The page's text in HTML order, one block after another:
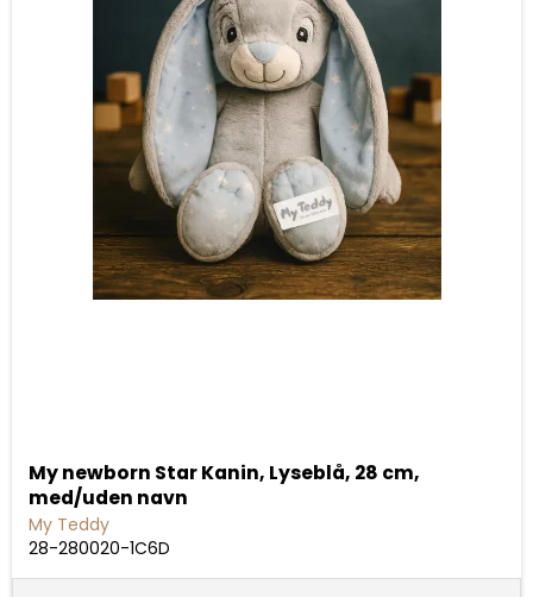
My newborn Star Kanin, Lyseblå, 28 cm,
med/uden navn
My Teddy
28-280020-1C6D